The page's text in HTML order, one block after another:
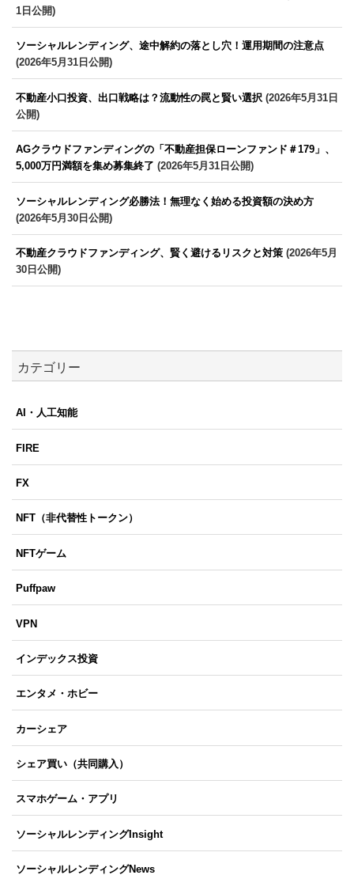
1日公開)
ソーシャルレンディング、途中解約の落とし穴！運用期間の注意点
(2026年5月31日公開)
不動産小口投資、出口戦略は？流動性の罠と賢い選択 (2026年5月31日
公開)
AGクラウドファンディングの「不動産担保ローンファンド＃179」、
5,000万円満額を集め募集終了 (2026年5月31日公開)
ソーシャルレンディング必勝法！無理なく始める投資額の決め方
(2026年5月30日公開)
不動産クラウドファンディング、賢く避けるリスクと対策 (2026年5月
30日公開)
カテゴリー
AI・人工知能
FIRE
FX
NFT（非代替性トークン）
NFTゲーム
Puffpaw
VPN
インデックス投資
エンタメ・ホビー
カーシェア
シェア買い（共同購入）
スマホゲーム・アプリ
ソーシャルレンディングInsight
ソーシャルレンディングNews